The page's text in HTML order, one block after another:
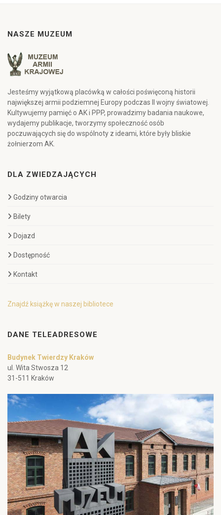
NASZE MUZEUM
Jesteśmy wyjątkową placówką w całości poświęconą historii
największej armii podziemnej Europy podczas II wojny światowej.
Kultywujemy pamięć o AK i PPP, prowadzimy badania naukowe,
wydajemy publikacje, tworzymy społeczność osób
poczuwających się do wspólnoty z ideami, które były bliskie
żołnierzom AK.
DLA ZWIEDZAJĄCYCH
Godziny otwarcia
Bilety
Dojazd
Dostępność
Kontakt
Znajdź książkę w naszej bibliotece
DANE TELEADRESOWE
Budynek Twierdzy Kraków
ul. Wita Stwosza 12
31-511 Kraków